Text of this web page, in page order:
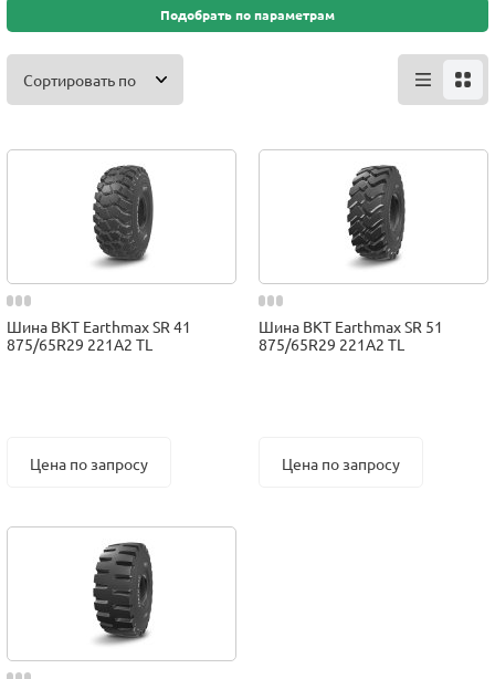
Подобрать по параметрам
Сортировать по
Шина BKT Earthmax SR 41
875/65R29 221A2 TL
Цена по запросу
Шина BKT Earthmax SR 51
875/65R29 221A2 TL
Цена по запросу